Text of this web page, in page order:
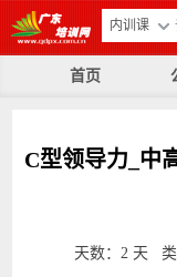
内训课
首页
C型领导力_中
天数：2 天 类